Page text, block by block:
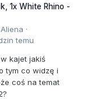
1x White Rhino -
·
temu
kajet jakiś
tym co widzę i
coś na temat